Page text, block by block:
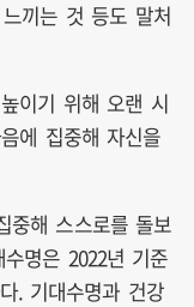
끼는 것 등도 말처
이기 위해 오랜 시
에 집중해 자신을
중해 스스로를 돌보
명은 2022년 기준
. 기대수명과 건강